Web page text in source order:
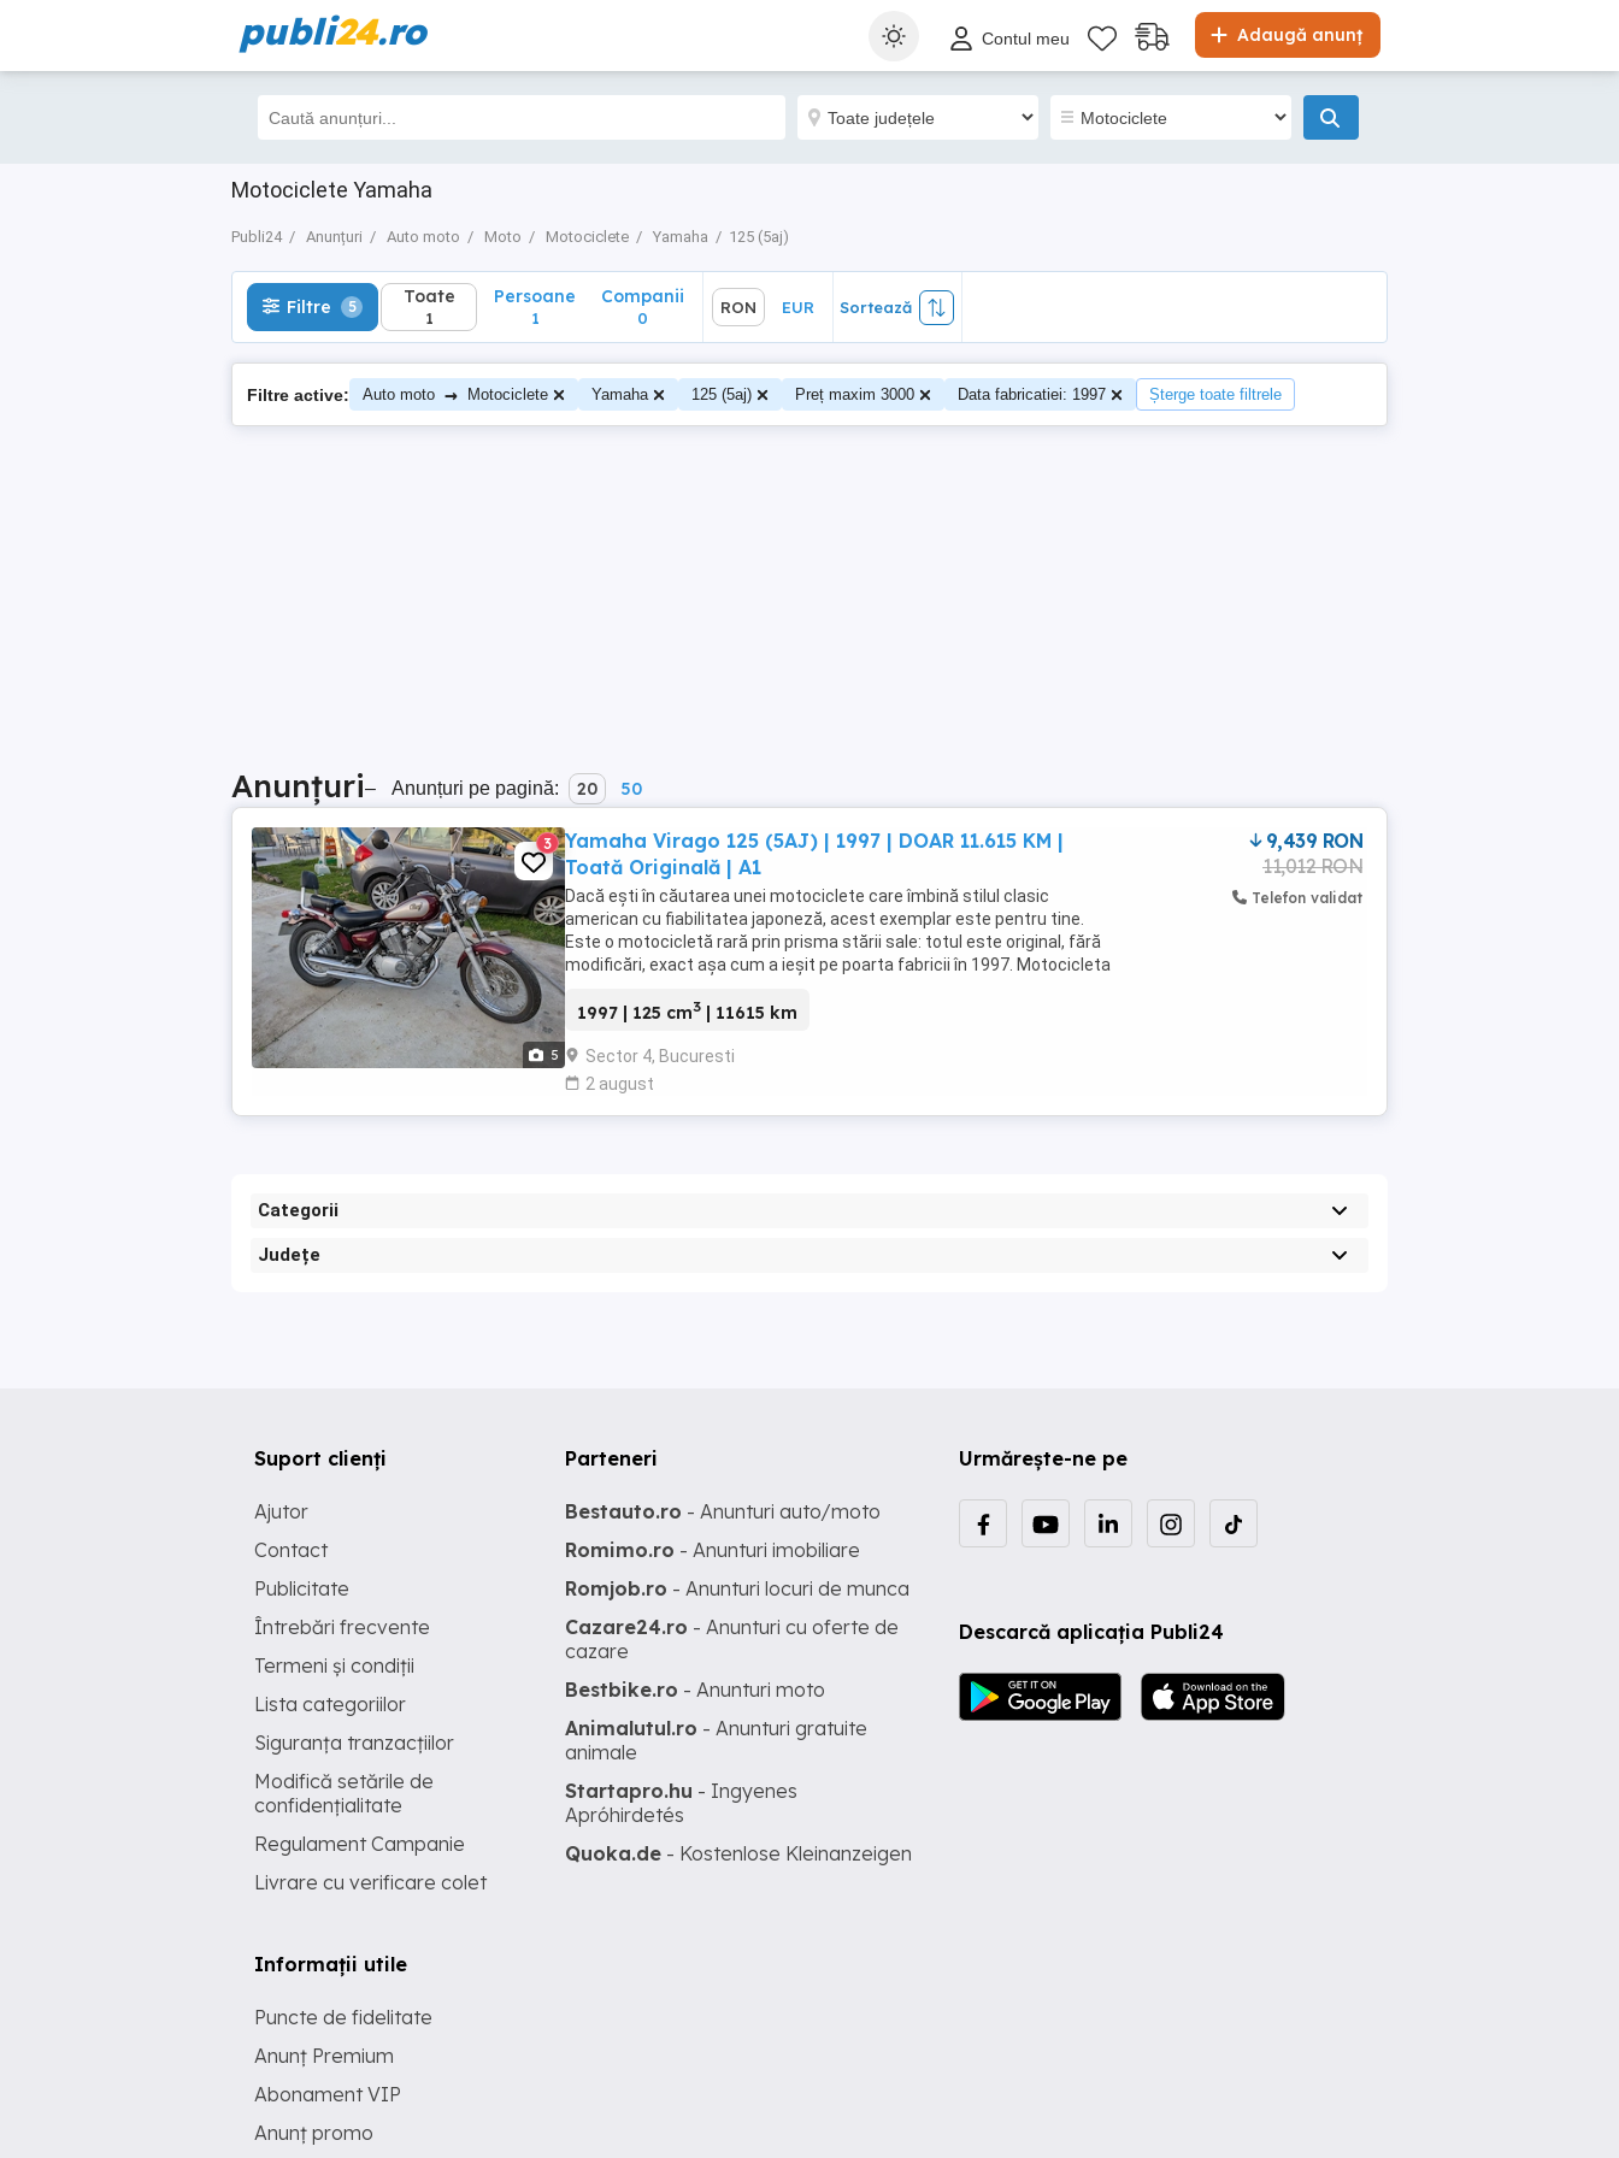
publi24.ro Adaugă anunț
Contul meu
Motociclete Yamaha
Publi24 Anunțuri Auto moto Moto Motociclete Yamaha 125 (5aj)
Filtre 5 Toate
1
Sortează
Filtre 5 Toate
1
Persoane
1
Companii
0
RON EUR Sortează
Filtre active: Auto moto → Motociclete Yamaha 125 (5aj) Preț maxim 3000 Data fabricatiei: 1997 Șterge toate filtrele
Anunțuri– Anunțuri pe pagină: 20 50
5
3
Yamaha Virago 125 (5AJ) | 1997 | DOAR 11.615 KM |
Toată Originală | A1
Dacă ești în căutarea unei motociclete care îmbină stilul clasic
american cu fiabilitatea japoneză, acest exemplar este pentru tine.
Este o motocicletă rară prin prisma stării sale: totul este original, fără
modificări, exact așa cum a ieșit pe poarta fabricii în 1997. Motocicleta
1997 | 125 cm3 | 11615 km
Sector 4, Bucuresti
2 august
9,439 RON
11,012 RON
Telefon validat
Categorii
Județe
Urmărește-ne pe
Descarcă aplicația Publi24
Suport clienți
Ajutor
Contact
Publicitate
Întrebări frecvente
Termeni și condiții
Lista categoriilor
Siguranța tranzacțiilor
Modifică setările de
confidențialitate
Regulament Campanie
Livrare cu verificare colet
Informații utile
Puncte de fidelitate
Anunț Premium
Abonament VIP
Anunț promo
Parteneri
Bestauto.ro - Anunturi auto/moto
Romimo.ro - Anunturi imobiliare
Romjob.ro - Anunturi locuri de munca
Cazare24.ro - Anunturi cu oferte de
cazare
Bestbike.ro - Anunturi moto
Animalutul.ro - Anunturi gratuite
animale
Startapro.hu - Ingyenes
Apróhirdetés
Quoka.de - Kostenlose Kleinanzeigen